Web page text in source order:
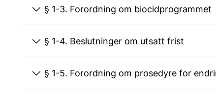
§ 1-3. Forordning om biocidprogrammet
§ 1-4. Beslutninger om utsatt frist
§ 1-5. Forordning om prosedyre for